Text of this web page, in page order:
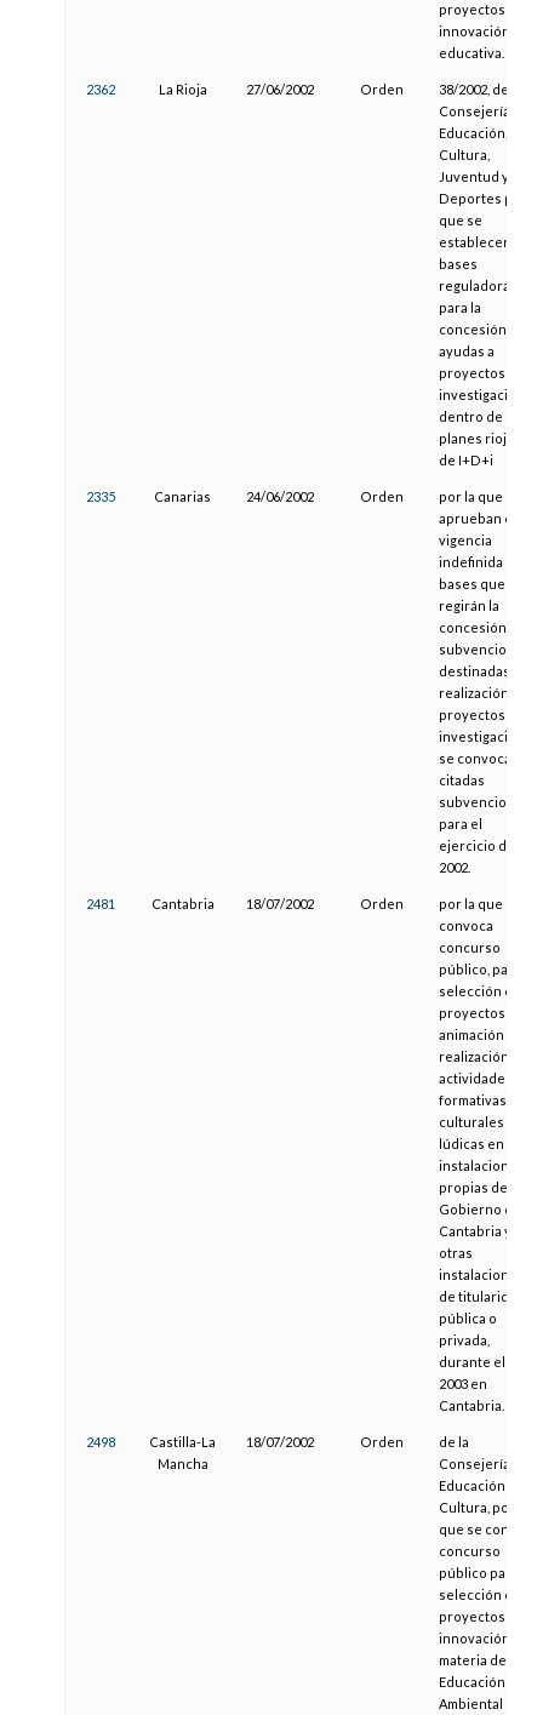
proyectos de
innovación
educativa.
2362 La Rioja 27/06/2002 Orden
38/2002, de la
Consejería de
Educación,
Cultura,
Juventud y
Deportes por la
que se
establecen las
bases
reguladoras
para la
concesión de
ayudas a
proyectos de
investigación
dentro de los
planes riojanos
de I+D+i
2335 Canarias 24/06/2002 Orden
por la que se
aprueban con
vigencia
indefinida las
bases que
regirán la
concesión de
subvenciones
destinadas a la
realización de
proyectos de
investigación, y
se convocan las
citadas
subvenciones
para el
ejercicio de
2002.
2481 Cantabria 18/07/2002 Orden
por la que se
convoca
concurso
público, para la
selección de
proyectos de
animación y
realización de
actividades
formativas,
culturales y
lúdicas en
instalaciones
propias del
Gobierno de
Cantabria y en
otras
instalaciones
de titularidad
pública o
privada,
durante el año
2003 en
Cantabria.
2498
Castilla-La
Mancha
18/07/2002 Orden
de la
Consejería de
Educación y
Cultura, por la
que se convoca
concurso
público para la
selección de
proyectos de
innovación en
materia de
Educación
Ambiental en